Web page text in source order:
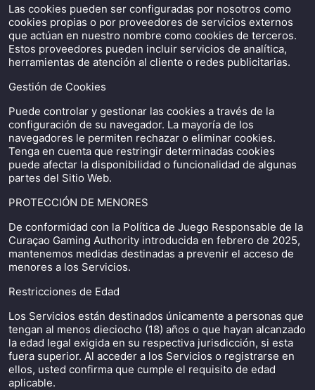
Las cookies pueden ser configuradas por nosotros como
cookies propias o por proveedores de servicios externos
que actúan en nuestro nombre como cookies de terceros.
Estos proveedores pueden incluir servicios de analítica,
herramientas de atención al cliente o redes publicitarias.
Gestión de Cookies
Puede controlar y gestionar las cookies a través de la
configuración de su navegador. La mayoría de los
navegadores le permiten rechazar o eliminar cookies.
Tenga en cuenta que restringir determinadas cookies
puede afectar la disponibilidad o funcionalidad de algunas
partes del Sitio Web.
PROTECCIÓN DE MENORES
De conformidad con la Política de Juego Responsable de la
Curaçao Gaming Authority introducida en febrero de 2025,
mantenemos medidas destinadas a prevenir el acceso de
menores a los Servicios.
Restricciones de Edad
Los Servicios están destinados únicamente a personas que
tengan al menos dieciocho (18) años o que hayan alcanzado
la edad legal exigida en su respectiva jurisdicción, si esta
fuera superior. Al acceder a los Servicios o registrarse en
ellos, usted confirma que cumple el requisito de edad
aplicable.